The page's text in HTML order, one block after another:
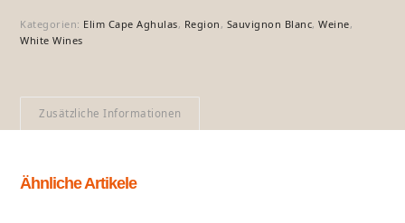
Kategorien: Elim Cape Aghulas, Region , Sauvignon Blanc,Weine,
White Wines
Zusätzliche Informationen
Ähnliche Artikele